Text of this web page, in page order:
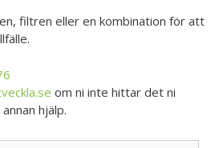
filtren eller en kombination för att
om ni inte hittar det ni
hjälp.